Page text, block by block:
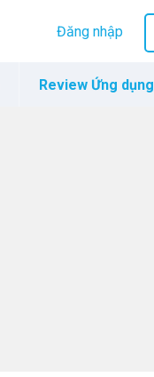
Đăng nhập
Review Ứng dụng